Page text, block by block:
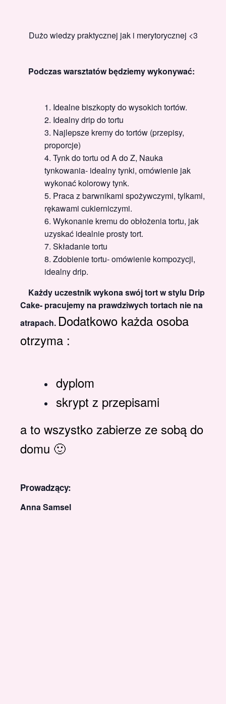
Dużo wiedzy praktycznej jak i merytorycznej <3
Podczas warsztatów będziemy wykonywać:
Idealne biszkopty do wysokich tortów.
Idealny drip do tortu
Najlepsze kremy do tortów (przepisy,
proporcje)
Tynk do tortu od A do Z, Nauka
tynkowania- idealny tynki, omówienie jak
wykonać kolorowy tynk.
Praca z barwnikami spożywczymi, tylkami,
rękawami cukierniczymi.
Wykonanie kremu do obłożenia tortu, jak
uzyskać idealnie prosty tort.
Składanie tortu
Zdobienie tortu- omówienie kompozycji,
idealny drip.
Każdy uczestnik wykona swój tort w stylu Drip
Cake- pracujemy na prawdziwych tortach nie na
atrapach. Dodatkowo każda osoba
otrzyma :
dyplom
skrypt z przepisami
a to wszystko zabierze ze sobą do
domu 🙂
Prowadzący:
Anna Samsel